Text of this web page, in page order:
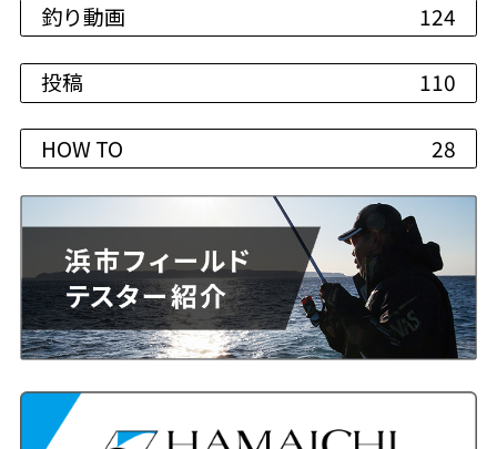
釣り動画 124
投稿 110
HOW TO 28